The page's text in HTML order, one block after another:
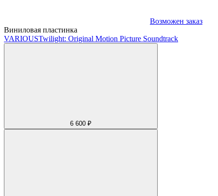
Возможен заказ
Виниловая пластинка
VARIOUSTwilight: Original Motion Picture Soundtrack
6 600 ₽